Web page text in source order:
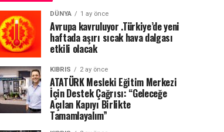
DÜNYA 1 ay önce
Avrupa kavruluyor .Türkiye’de yeni
haftada aşırı sıcak hava dalgası
etkili olacak
KIBRIS 2 ay önce
ATATÜRK Mesleki Eğitim Merkezi
İçin Destek Çağrısı: “Geleceğe
Açılan Kapıyı Birlikte
Tamamlayalım”